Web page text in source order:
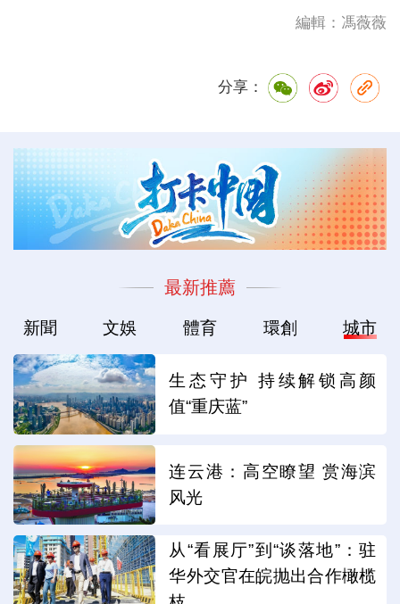
編輯：馮薇薇
分享：
最新推薦
新聞 文娛 體育 環創 城市
生态守护 持续解锁高颜
值“重庆蓝”
连云港：高空瞭望 赏海滨
风光
从“看展厅”到“谈落地”：驻
华外交官在皖抛出合作橄榄